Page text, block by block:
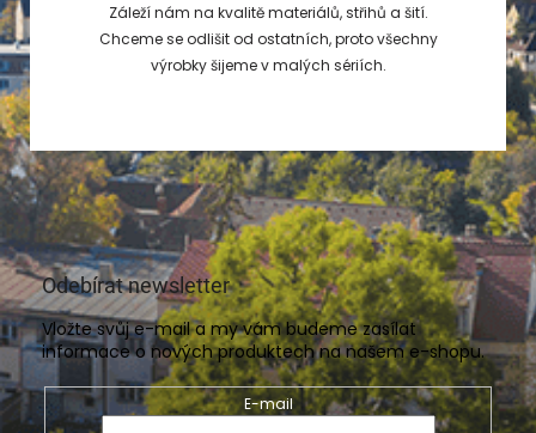
Záleží nám na kvalitě materiálů, střihů a šití.
Chceme se odlišit od ostatních, proto všechny
výrobky šijeme v malých sériích.
Odebírat newsletter
Vložte svůj e-mail a my vám budeme zasílat
informace o nových produktech na našem e-shopu.
E-mail